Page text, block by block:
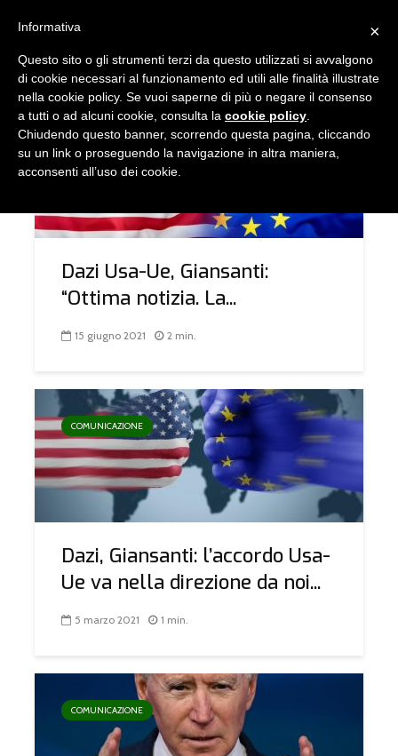
TAG - DAZI
COMUNICAZIONE
Dazi Usa-Ue, Giansanti:
“Ottima notizia. La...
15 giugno 2021 2 min.
COMUNICAZIONE
Dazi, Giansanti: l’accordo Usa-
Ue va nella direzione da noi...
5 marzo 2021 1 min.
COMUNICAZIONE
×
Informativa
Questo sito o gli strumenti terzi da questo utilizzati si avvalgono
di cookie necessari al funzionamento ed utili alle finalità illustrate
nella cookie policy. Se vuoi saperne di più o negare il consenso
a tutti o ad alcuni cookie, consulta la cookie policy
Chiudendo questo banner, scorrendo questa pagina, cliccando
su un link o proseguendo la navigazione in altra maniera,
acconsenti all’uso dei cookie.